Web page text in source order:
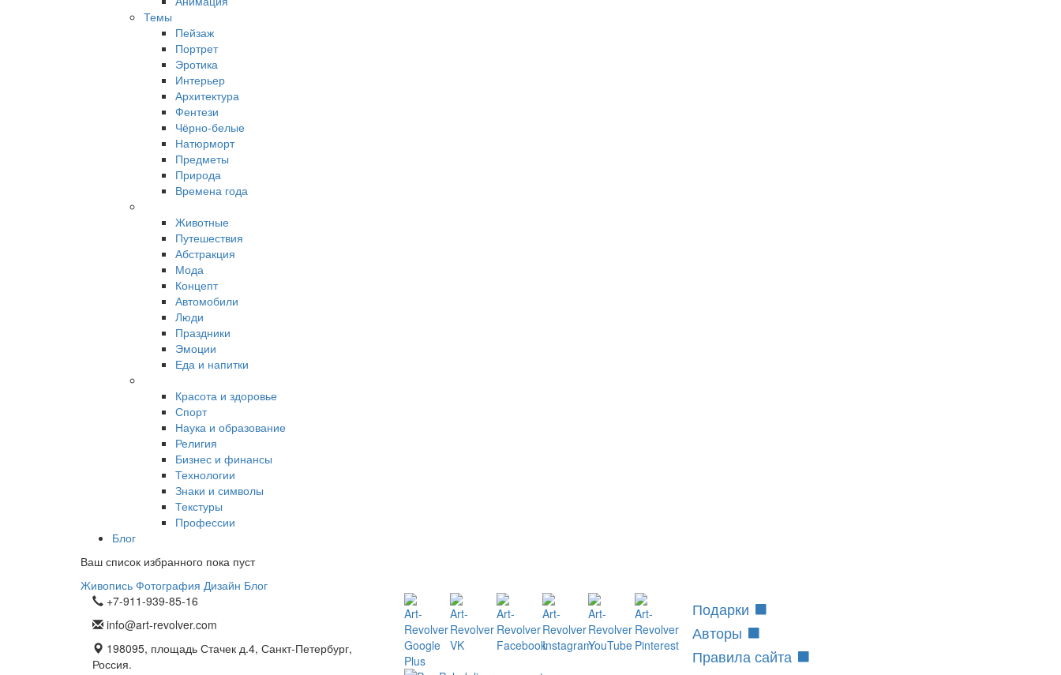
Темы
Пейзаж
Портрет
Эротика
Интерьер
Архитектура
Фентези
Чёрно-белые
Натюрморт
Предметы
Природа
Времена года
Животные
Путешествия
Абстракция
Мода
Концепт
Автомобили
Люди
Праздники
Эмоции
Еда и напитки
Красота и здоровье
Спорт
Наука и образование
Религия
Бизнес и финансы
Технологии
Знаки и символы
Текстуры
Профессии
Блог
Ваш список избранного пока пуст
Живопись Фотография Дизайн Блог
+7-911-939-85-16
info@art-revolver.com
198095, площадь Стачек д.4, Санкт-Петербург,
Россия.
Подарки
Авторы
Правила сайта